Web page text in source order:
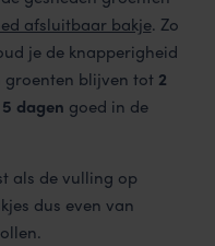
afsluitbaar bakje. Zo
je de knapperigheid
groenten blijven tot 2
5 dagen goed in de
als de vulling op
dus even van